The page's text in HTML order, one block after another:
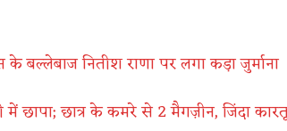
बल्लेबाज नितीश राणा पर लगा कड़ा जुर्माना
में छापा; छात्र के कमरे से 2 मैगज़ीन, जिंदा